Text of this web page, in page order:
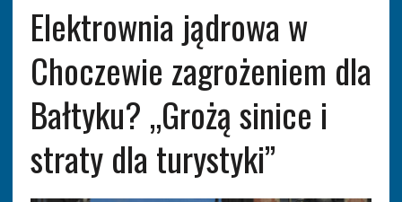
Elektrownia jądrowa w
Choczewie zagrożeniem dla
Bałtyku? „Grożą sinice i
straty dla turystyki”